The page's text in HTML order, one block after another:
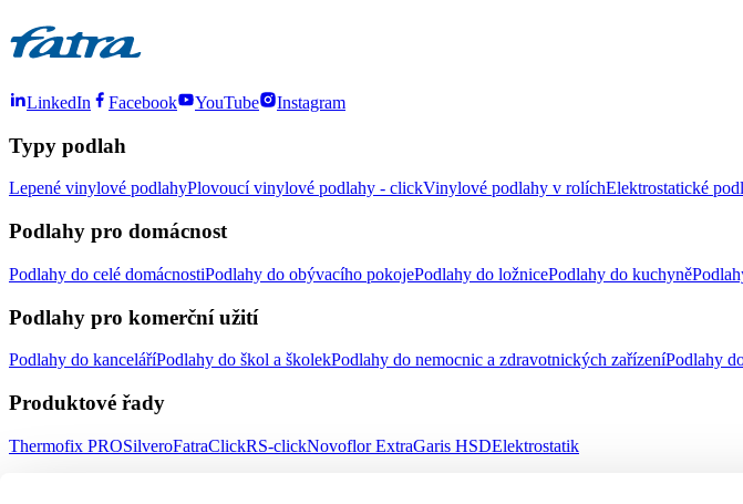
LinkedIn Facebook YouTube Instagram
Typy podlah
Lepené vinylové podlahyPlovoucí vinylové podlahy - clickVinylové podlahy v rolíchElektrostatické
Podlahy pro domácnost
Podlahy do celé domácnostiPodlahy do obývacího pokojePodlahy do ložnicePodlahy do kuchyně
Podlahy pro komerční užití
Podlahy do kanceláříPodlahy do škol a školekPodlahy do nemocnic a zdravotnických zařízeníPodlahy
Produktové řady
Thermofix PROSilveroFatraClickRS-clickNovoflor ExtraGaris HSDElektrostatik